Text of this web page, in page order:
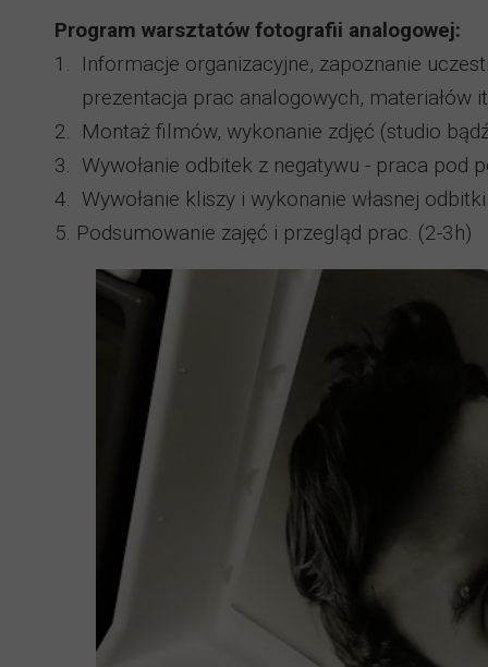
Program warsztatów fotografii analogowej:
1. Informacje organizacyjne, zapoznanie
prezentacja prac analogowych, materiałów
2. Montaż filmów, wykonanie zdjęć (studio
3. Wywołanie odbitek z negatywu - praca pod
4. Wywołanie kliszy i wykonanie własnej
5. Podsumowanie zajęć i przegląd prac. (2-3h)